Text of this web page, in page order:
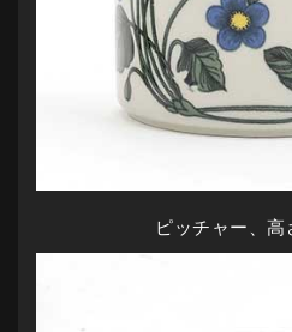
ピッチャー、高